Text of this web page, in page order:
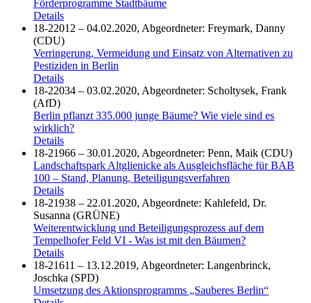
Förderprogramme Stadtbäume
Details
18-22012 – 04.02.2020, Abgeordneter: Freymark, Danny
(CDU)
Verringerung, Vermeidung und Einsatz von Alternativen zu
Pestiziden in Berlin
Details
18-22034 – 03.02.2020, Abgeordneter: Scholtysek, Frank
(AfD)
Berlin pflanzt 335.000 junge Bäume? Wie viele sind es
wirklich?
Details
18-21966 – 30.01.2020, Abgeordneter: Penn, Maik (CDU)
Landschaftspark Altglienicke als Ausgleichsfläche für BAB
100 – Stand, Planung, Beteiligungsverfahren
Details
18-21938 – 22.01.2020, Abgeordnete: Kahlefeld, Dr.
Susanna (GRÜNE)
Weiterentwicklung und Beteiligungsprozess auf dem
Tempelhofer Feld VI - Was ist mit den Bäumen?
Details
18-21611 – 13.12.2019, Abgeordneter: Langenbrinck,
Joschka (SPD)
Umsetzung des Aktionsprogramms „Sauberes Berlin“